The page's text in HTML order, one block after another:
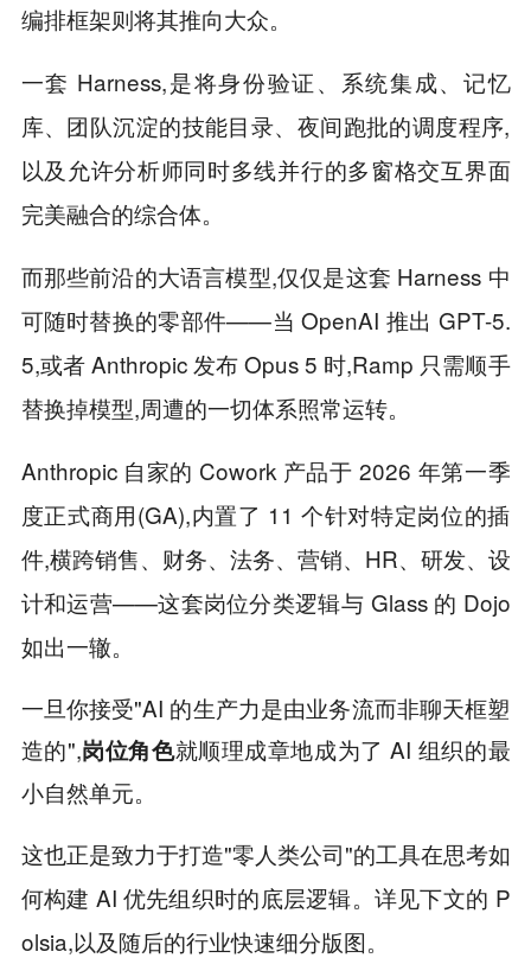
编排框架则将其推向大众。
一套 Harness,是将身份验证、系统集成、记忆
库、团队沉淀的技能目录、夜间跑批的调度程序,
以及允许分析师同时多线并行的多窗格交互界面
完美融合的综合体。
而那些前沿的大语言模型,仅仅是这套 Harness 中
可随时替换的零部件——当 OpenAI 推出 GPT-5.
5,或者 Anthropic 发布 Opus 5 时,Ramp 只需顺手
替换掉模型,周遭的一切体系照常运转。
Anthropic 自家的 Cowork 产品于 2026 年第一季
度正式商用(GA),内置了 11 个针对特定岗位的插
件,横跨销售、财务、法务、营销、HR、研发、设
计和运营——这套岗位分类逻辑与 Glass 的 Dojo
如出一辙。
一旦你接受"AI 的生产力是由业务流而非聊天框塑
造的",岗位角色就顺理成章地成为了 AI 组织的最
小自然单元。
这也正是致力于打造"零人类公司"的工具在思考如
何构建 AI 优先组织时的底层逻辑。详见下文的 P
olsia,以及随后的行业快速细分版图。